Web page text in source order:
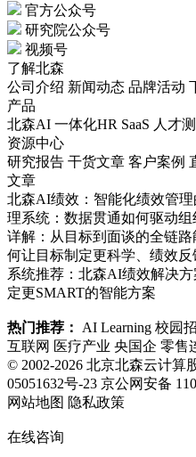
官方公众号
研究院公众号
视频号
了解北森
公司介绍 新闻动态 品牌活动
产品
北森AI 一体化HR SaaS 人才
资源中心
研究报告 干货文章 客户案例
文章
北森AI绩效：智能化绩效管
理系统：数据贯通如何驱动组
详解：从目标到面谈的全链路
何让目标制定更科学、绩效反
系统推荐：北森AI绩效解决方
定更SMART的智能方案
热门推荐： AI Learning 校园
互联网 医疗产业 央国企 零售
© 2002-2026 北京北森云计算
05051632号-23 京公网安备
网站地图 隐私政策
在线咨询